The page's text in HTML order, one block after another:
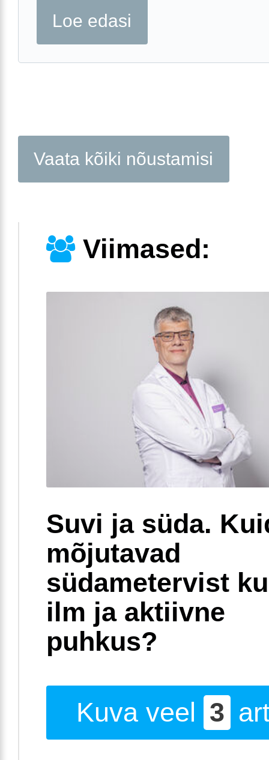
Loe edasi
Vaata kõiki nõustamisi
Viimased:
Suvi ja süda.
mõjutavad
südametervist
ilm ja aktiivne
puhkus?
Kuva veel 3